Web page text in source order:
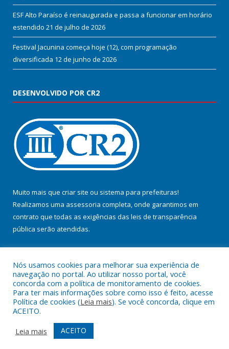
ESF Alto Paraíso é reinaugurada e passa a funcionar em horário
estendido 21 de julho de 2026
Festival Jacunina começa hoje (12), com programação
diversificada 12 de junho de 2026
DESENVOLVIDO POR CR2
Muito mais que criar site ou sistema para prefeituras!
Realizamos uma assessoria completa, onde garantimos em
contrato que todas as exigências das leis de transparência
pública serão atendidas.
Todos os direitos reservados a Prefeitura Municipal de Jacundá.
Mapa do Site
Acessar Área Administrativa
Acessar Webmail
Nós usamos cookies para melhorar sua experiência de
navegação no portal. Ao utilizar nosso portal, você
concorda com a política de monitoramento de cookies.
Para ter mais informações sobre como isso é feito, acesse
Política de cookies (Leia mais). Se você concorda, clique em
ACEITO.
Leia mais
ACEITO